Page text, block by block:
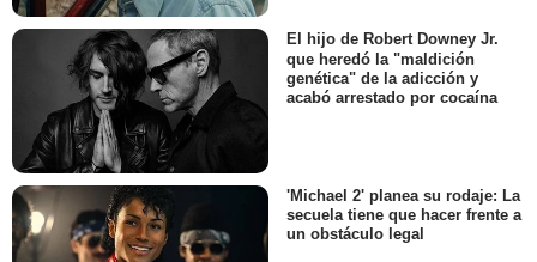
El hijo de Robert Downey Jr.
que heredó la "maldición
genética" de la adicción y
acabó arrestado por cocaína
'Michael 2' planea su rodaje: La
secuela tiene que hacer frente a
un obstáculo legal